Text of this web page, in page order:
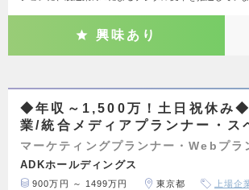
興味あり
◆年収～1,500万！土日祝休み◆
業/統合メディアプランナー・ス
マーケティングプランナー・Webプラ
ADKホールディングス
900万円 ～ 1499万円 東京都 上場企